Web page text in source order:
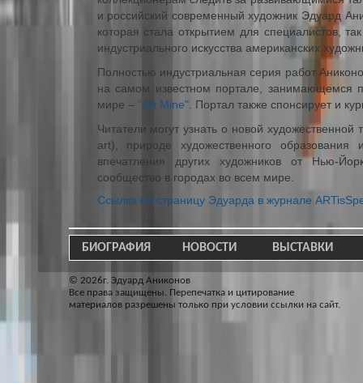
и российский современный художник Эдуард
которая стала открытием для специалистов,
индустриального искусства американских
Полностью индустриальная серия работ
на самом известном портале, занимающемся
мире – "Art Mine". Портал также спонсирует и
Читатели могут узнать о новой
art), природе художественного
впечатления других художников от Нью-
сообщество в городах во всем мире.
Ссылка на страницу Эдуарда в журнале
БИОГРАФИЯ НОВОСТИ ВЫСТАВКИ
© 2026г. Эдуард Аниконов
Все права защищены. Перепечатка и цитирование
материалов разрешены только при условии ссылки на сайт.